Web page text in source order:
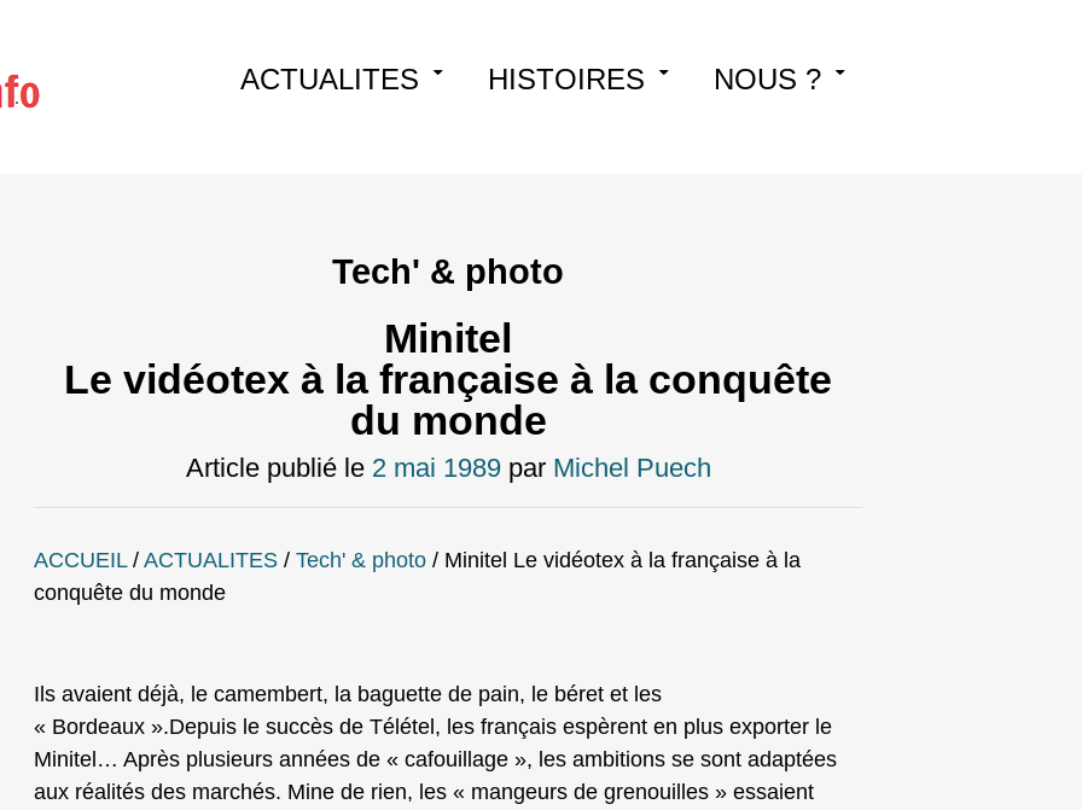
Skip
ACTUALITES HISTOIRES NOUS ?
Tech' & photo
Minitel
Le vidéotex à la française à la conquête
du monde
Article publié le 2 mai 1989 par Michel Puech
ACCUEIL/ ACTUALITES / Tech' & photo / Minitel Le vidéotex à la française à la
conquête du monde
Ils avaient déjà, le camembert, la baguette de pain, le béret et les
« Bordeaux ».Depuis le succès de Télétel, les français espèrent en plus exporter le
Minitel… Après plusieurs années de « cafouillage », les ambitions se sont adaptées
aux réalités des marchés. Mine de rien, les « mangeurs de grenouilles » essaient